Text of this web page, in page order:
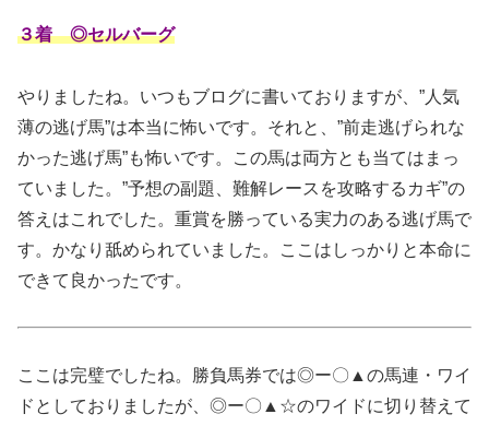
３着 ◎セルバーグ
やりましたね。いつもブログに書いておりますが、”人気
薄の逃げ馬”は本当に怖いです。それと、”前走逃げられな
かった逃げ馬”も怖いです。この馬は両方とも当てはまっ
ていました。”予想の副題、難解レースを攻略するカギ”の
答えはこれでした。重賞を勝っている実力のある逃げ馬で
す。かなり舐められていました。ここはしっかりと本命に
できて良かったです。
ここは完璧でしたね。勝負馬券では◎ー〇▲の馬連・ワイ
ドとしておりましたが、◎ー〇▲☆のワイドに切り替えて